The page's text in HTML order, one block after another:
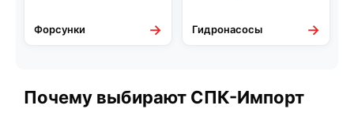
Форсунки → Гидронасосы →
Почему выбирают СПК-Импорт